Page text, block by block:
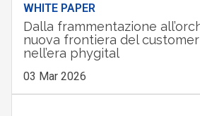
WHITE PAPER
Dalla frammentazione
nuova frontiera del
nell’era phygital
03 Mar 2026